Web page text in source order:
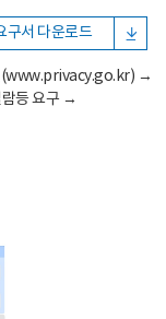
구서 다운로드
(www.privacy.go.kr) →
등 요구 →